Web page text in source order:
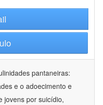
pantaneiras:
e o adoecimento e
jovens por suicídio,